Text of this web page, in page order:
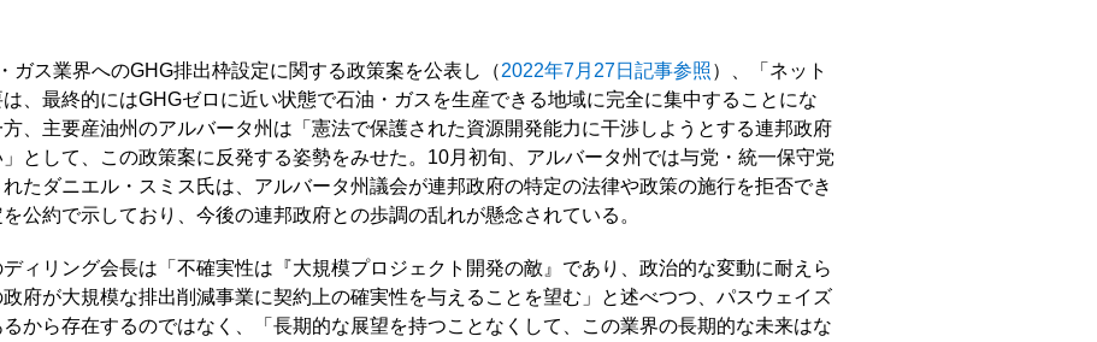
ガス業界へのGHG排出枠設定に関する政策案を公表し（2022年7月27日記事参照）、「ネット
、最終的にはGHGゼロに近い状態で石油・ガスを生産できる地域に完全に集中することにな
、主要産油州のアルバータ州は「憲法で保護された資源開発能力に干渉しようとする連邦政府
として、この政策案に反発する姿勢をみせた。10月初旬、アルバータ州では与党・統一保守党
たダニエル・スミス氏は、アルバータ州議会が連邦政府の特定の法律や政策の施行を拒否でき
公約で示しており、今後の連邦政府との歩調の乱れが懸念されている。
ィリング会長は「不確実性は『大規模プロジェクト開発の敵』であり、政治的な変動に耐えら
府が大規模な排出削減事業に契約上の確実性を与えることを望む」と述べつつ、パスウェイズ
から存在するのではなく、「長期的な展望を持つことなくして、この業界の長期的な未来はな